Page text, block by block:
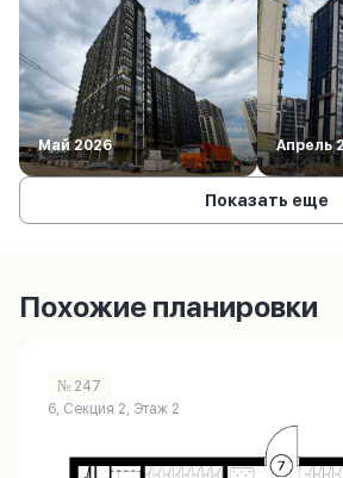
Май 2026 Апрель
Показать еще
Похожие планировки
№ 247
6, Секция 2, Этаж 2